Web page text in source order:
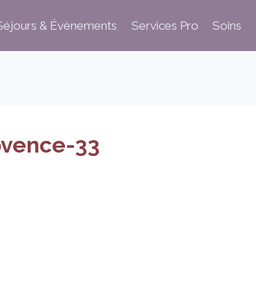
& Évènements Services Pro Soins
33